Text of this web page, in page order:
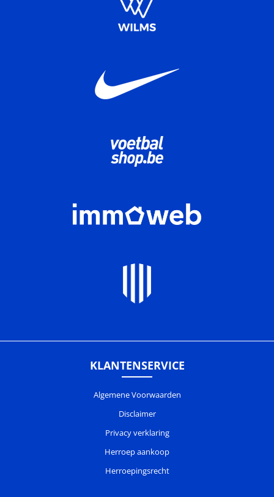
KLANTENSERVICE
Algemene Voorwaarden
Disclaimer
Privacy verklaring
Herroep aankoop
Herroepingsrecht